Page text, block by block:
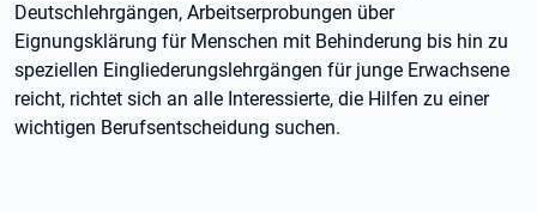
Deutschlehrgängen, Arbeitserprobungen über
Eignungsklärung für Menschen mit Behinderung bis hin zu
speziellen Eingliederungslehrgängen für junge Erwachsene
reicht, richtet sich an alle Interessierte, die Hilfen zu einer
wichtigen Berufsentscheidung suchen.